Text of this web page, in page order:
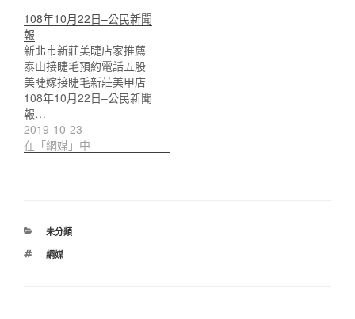
108年10月22日–公民新聞
報
新北市新莊美睫店家推薦
泰山接睫毛預約電話五股
美睫嫁接睫毛新莊美甲店
108年10月22日–公民新聞
報…
2019-10-23
在「網媒」中
分
未分類
標
網媒